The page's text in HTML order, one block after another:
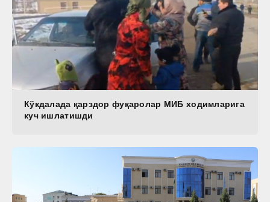
Кўкдалада қарздор фуқаролар МИБ ходимларига
куч ишлатишди